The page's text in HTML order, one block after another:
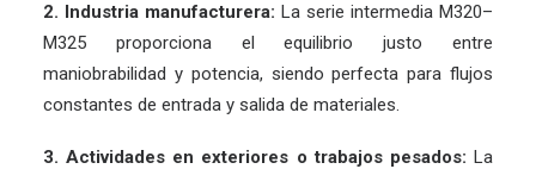
2. Industria manufacturera: La serie intermedia M320–
M325 proporciona el equilibrio justo entre
maniobrabilidad y potencia, siendo perfecta para flujos
constantes de entrada y salida de materiales.
3. Actividades en exteriores o trabajos pesados: La